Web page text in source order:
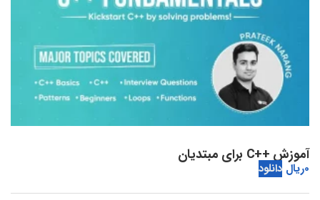
آموزش ++C برای مبتدیان
0ریال دانلود